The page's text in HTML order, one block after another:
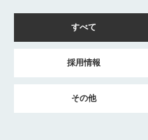
すべて
採用情報
その他